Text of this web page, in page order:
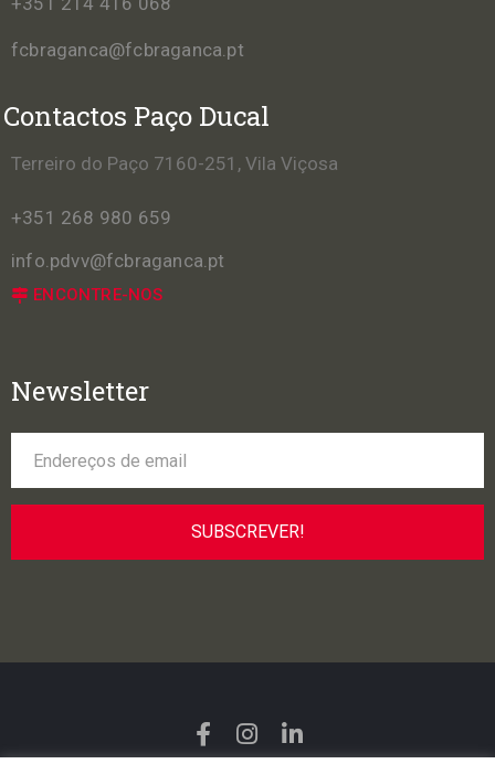
fcbraganca@fcbraganca.pt
Contactos Paço Ducal
Terreiro do Paço 7160-251, Vila Viçosa
+351 268 980 659
info.pdvv@fcbraganca.pt
ENCONTRE-NOS
Newsletter